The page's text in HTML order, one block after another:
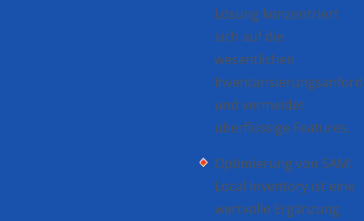
Lösung konzentriert
sich auf die
wesentlichen
und vermeidet
überflüssige Features.
Optimierung von SAM:
Local Inventory ist eine
wertvolle Ergänzung